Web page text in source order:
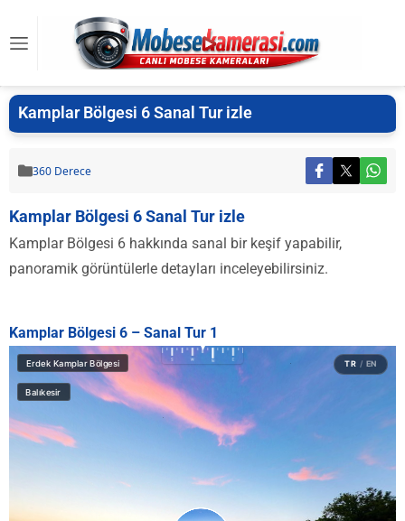
Kamplar Bölgesi 6 Sanal Tur izle
360 Derece
Kamplar Bölgesi 6 Sanal Tur izle
Kamplar Bölgesi 6 hakkında sanal bir keşif yapabilir,
panoramik görüntülerle detayları inceleyebilirsiniz.
Kamplar Bölgesi 6 – Sanal Tur 1